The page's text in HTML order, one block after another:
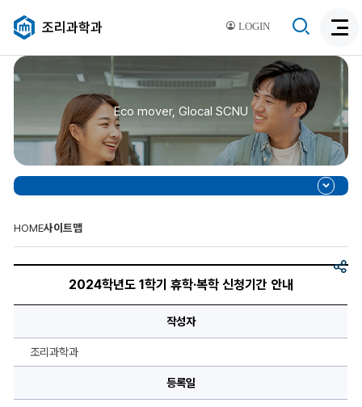
LOGIN
조리과학과
색
활
성
색
Eco mover, Glocal SCNU
HOME사이트맵
공
도
기
2024학년도 1학기 휴학·복학 신청기간 안내
작성자
조리과학과
등록일